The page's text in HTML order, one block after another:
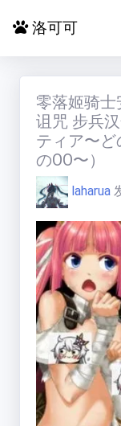
探索更多
电影影单
洛赋头条
碰碰运气
求片/反馈
福利中心
洛可可
零落姬骑
诅咒 步兵
ティア〜ど
のOO〜）
laharua